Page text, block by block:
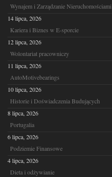
Wynajem i Zarządzanie Nieruchomościami
14 lipca, 2026
Kariera i Biznes w E-sporcie
12 lipca, 2026
Wolontariat pracowniczy
11 lipca, 2026
AutoMotivebearings
10 lipca, 2026
Historie i Doświadczenia Budujących
8 lipca, 2026
Portugalia
6 lipca, 2026
Podziemie Finansowe
4 lipca, 2026
Dieta i odżywianie